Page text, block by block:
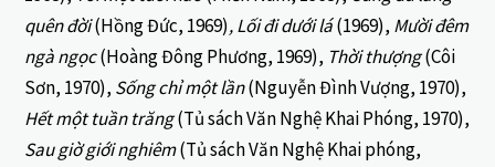
quên đời(Hồng Đức, 1969), Lối đi dưới lá(1969), Mười đêm
ngà ngọc(Hoàng Đông Phương, 1969), Thời thượng(Côi
Sơn, 1970), Sống chỉ một lần(Nguyễn Đình Vượng, 1970),
Hết một tuần trăng(Tủ sách Văn Nghệ Khai Phóng, 1970),
Sau giờ giới nghiêm(Tủ sách Văn Nghệ Khai phóng,